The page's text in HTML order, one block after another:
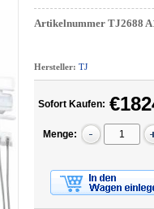
Artikelnummer TJ2688
Hersteller: TJ
Sofort Kaufen:
Menge: